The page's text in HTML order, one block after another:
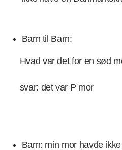
Barn til Barn:
Hvad var det for en sød
svar: det var P mor
Barn: min mor havde